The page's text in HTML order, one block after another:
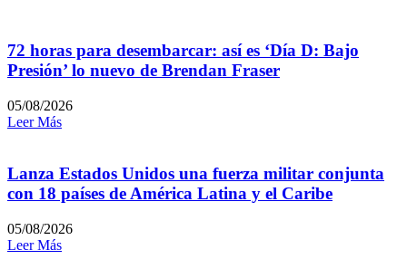
72 horas para desembarcar: así es ‘Día D: Bajo
Presión’ lo nuevo de Brendan Fraser
05/08/2026
Leer Más
Lanza Estados Unidos una fuerza militar conjunta
con 18 países de América Latina y el Caribe
05/08/2026
Leer Más